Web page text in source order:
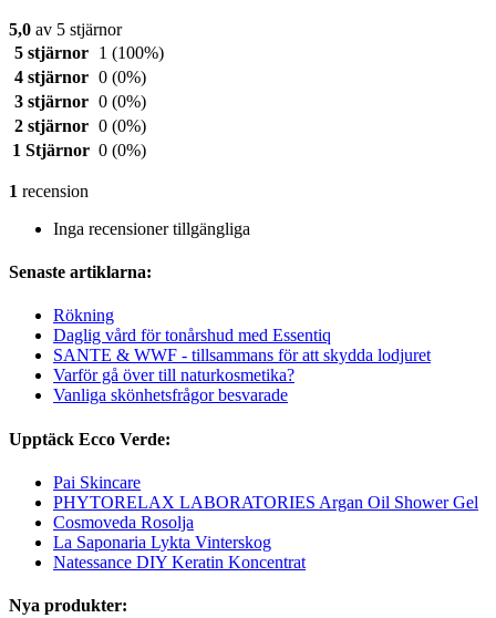
5,0 av 5 stjärnor
5 stjärnor
1 (100%)
4 stjärnor 0 (0%)
3 stjärnor 0 (0%)
2 stjärnor 0 (0%)
1 Stjärnor 0 (0%)
1 recension
Inga recensioner tillgängliga
Senaste artiklarna:
Rökning
Daglig vård för tonårshud med Essentiq
SANTE & WWF - tillsammans för att skydda lodjuret
Varför gå över till naturkosmetika?
Vanliga skönhetsfrågor besvarade
Upptäck Ecco Verde:
Pai Skincare
PHYTORELAX LABORATORIES Argan Oil Shower Gel
Cosmoveda Rosolja
La Saponaria Lykta Vinterskog
Natessance DIY Keratin Koncentrat
Nya produkter: